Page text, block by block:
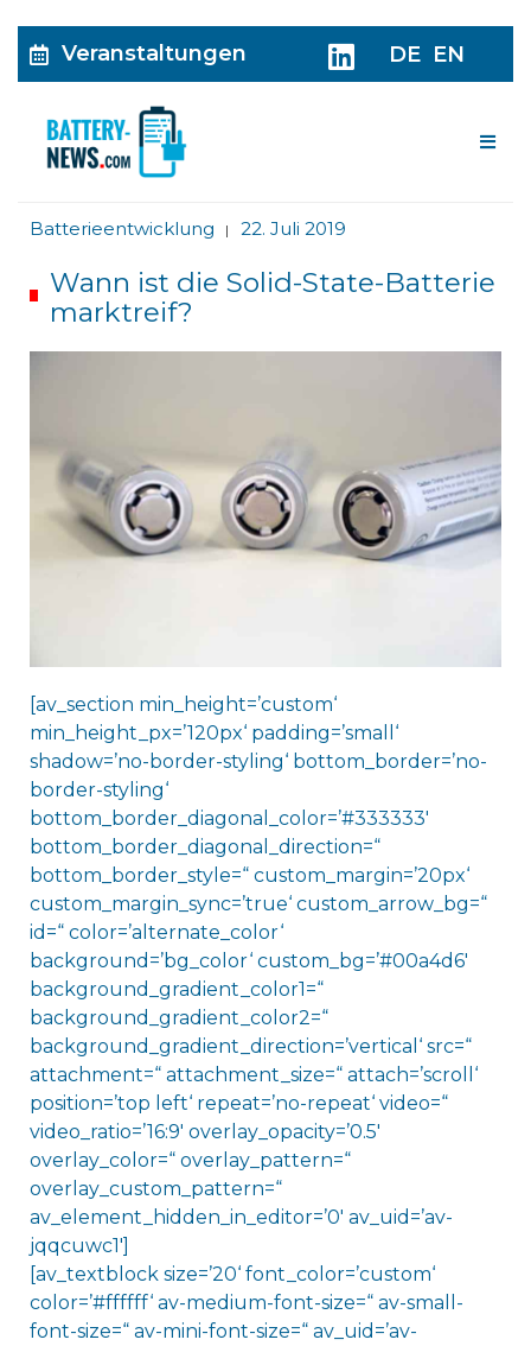
Veranstaltungen DE EN
Batterieentwicklung | 22. Juli 2019
Wann ist die Solid-State-Batterie
marktreif?
[av_section min_height=’custom‘
min_height_px=’120px‘ padding=’small‘
shadow=’no-border-styling‘ bottom_border=’no-
border-styling‘
bottom_border_diagonal_color=’#333333′
bottom_border_diagonal_direction=“
bottom_border_style=“ custom_margin=’20px‘
custom_margin_sync=’true‘ custom_arrow_bg=“
id=“ color=’alternate_color‘
background=’bg_color‘ custom_bg=’#00a4d6′
background_gradient_color1=“
background_gradient_color2=“
background_gradient_direction=’vertical‘ src=“
attachment=“ attachment_size=“ attach=’scroll‘
position=’top left‘ repeat=’no-repeat‘ video=“
video_ratio=’16:9′ overlay_opacity=’0.5′
overlay_color=“ overlay_pattern=“
overlay_custom_pattern=“
av_element_hidden_in_editor=’0′ av_uid=’av-
jqqcuwc1′]
[av_textblock size=’20‘ font_color=’custom‘
color=’#ffffff‘ av-medium-font-size=“ av-small-
font-size=“ av-mini-font-size=“ av_uid=’av-